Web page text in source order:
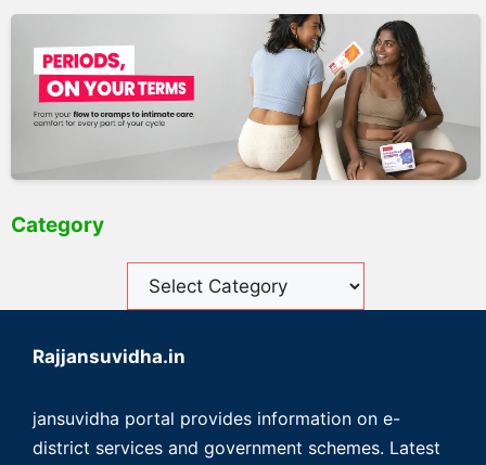
Category
Rajjansuvidha.in
jansuvidha portal provides information on e-
district services and government schemes. Latest